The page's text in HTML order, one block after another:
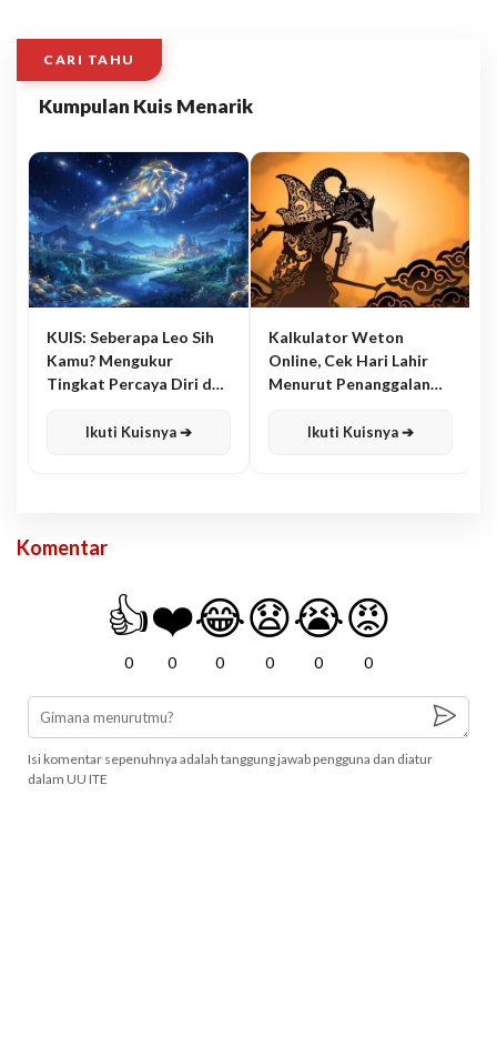
CARI TAHU
Kumpulan Kuis Menarik
KUIS: Seberapa Leo Sih
Kamu? Mengukur
Tingkat Percaya Diri dan
Ikuti Kuisnya ➔
Kalkulator Weton
Online, Cek Hari Lahir
Menurut Penanggalan
Ikuti Kuisnya ➔
Komentar
👍
0
❤️
0
😂
0
😧
0
😭
0
😡
0
Isi komentar sepenuhnya adalah tanggung jawab pengguna dan diatur
dalam UU ITE